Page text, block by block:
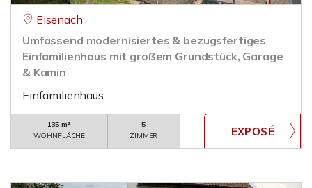
Eisenach
Umfassend modernisiertes & bezugsfertiges
Einfamilienhaus mit großem Grundstück, Garage
& Kamin
Einfamilienhaus
135 m²
WOHNFLÄCHE
5
ZIMMER